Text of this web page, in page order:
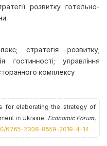
розвитку готельно-
стратегія розвитку;
гостинності; управління
комплексу
for elaborating the strategy of
in Ukraine. Economic Forum,
6765-2308-8559-2019-4-14